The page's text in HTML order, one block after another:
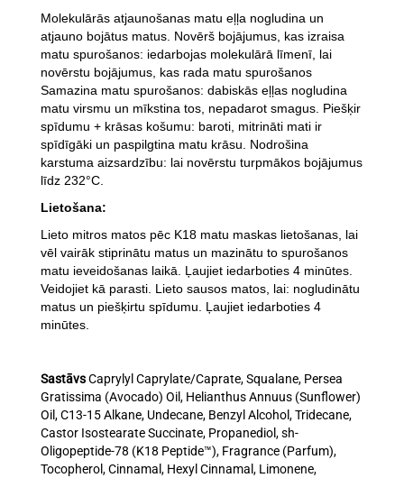
Molekulārās atjaunošanas matu eļļa nogludina un
atjauno bojātus matus. Novērš bojājumus, kas izraisa
matu spurošanos: iedarbojas molekulārā līmenī, lai
novērstu bojājumus, kas rada matu spurošanos
Samazina matu spurošanos: dabiskās eļļas nogludina
matu virsmu un mīkstina tos, nepadarot smagus. Piešķir
spīdumu + krāsas košumu: baroti, mitrināti mati ir
spīdīgāki un paspilgtina matu krāsu. Nodrošina
karstuma aizsardzību: lai novērstu turpmākos bojājumus
līdz 232°C.
Lietošana:
Lieto mitros matos pēc K18 matu maskas lietošanas, lai
vēl vairāk stiprinātu matus un mazinātu to spurošanos
matu ieveidošanas laikā. Ļaujiet iedarboties 4 minūtes.
Veidojiet kā parasti. Lieto sausos matos, lai: nogludinātu
matus un piešķirtu spīdumu. Ļ aujiet iedarboties 4
minūtes
SastāvsCaprylyl Caprylate/Caprate, Squalane, Persea
Gratissima (Avocado) Oil, Helianthus Annuus (Sunflower)
Oil, C13-15 Alkane, Undecane, Benzyl Alcohol, Tridecane,
Castor Isostearate Succinate, Propanediol, sh-
Oligopeptide-78 (K18 Peptide™), Fragrance (Parfum),
Tocopherol, Cinnamal, Hexyl Cinnamal, Limonene,